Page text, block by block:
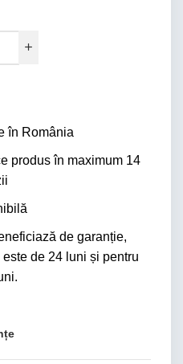
în România
produs în maximum 14
de garanție,
de 24 luni și pentru